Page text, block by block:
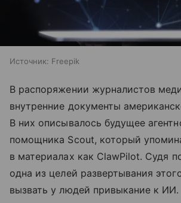
Источник: Freepik
В распоряжении журналистов
внутренние документы
В них описывалось будущее
помощника Scout, который
в материалах как ClawPilot. Судя
одна из целей развертывания
вызвать у людей привыкание к ИИ.